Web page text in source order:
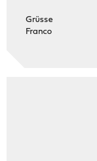
Grüsse
Franco